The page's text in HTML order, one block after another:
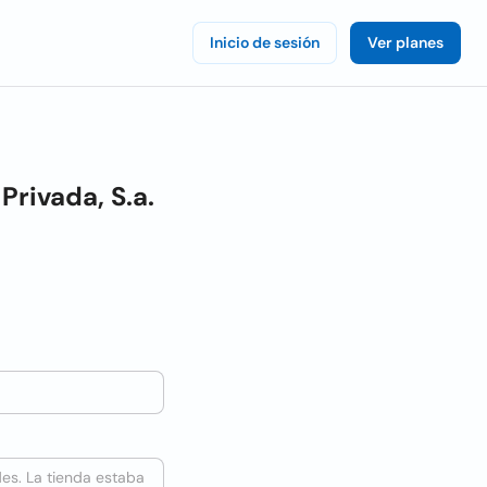
Inicio de sesión Ver planes
S.a.